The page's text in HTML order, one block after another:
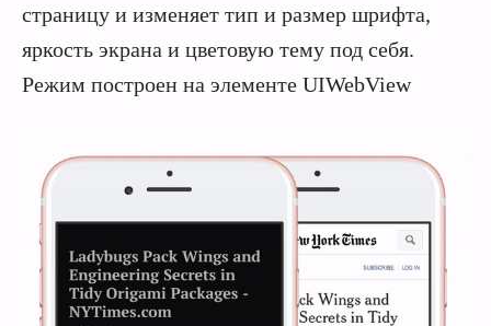
страницу и изменяет тип и размер шрифта,
яркость экрана и цветовую тему под себя.
Режим построен на элементе UIWebView